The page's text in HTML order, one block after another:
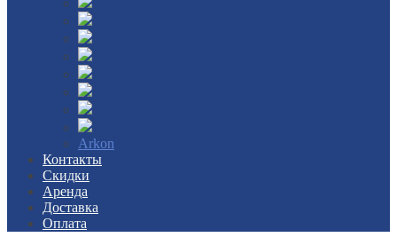
Arkon
Контакты
Скидки
Аренда
Доставка
Оплата